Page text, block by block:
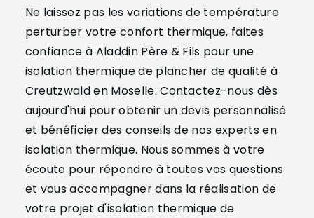
Ne laissez pas les variations de température
perturber votre confort thermique, faites
confiance à Aladdin Père & Fils pour une
isolation thermique de plancher de qualité à
Creutzwald en Moselle. Contactez-nous dès
aujourd'hui pour obtenir un devis personnalisé
et bénéficier des conseils de nos experts en
isolation thermique. Nous sommes à votre
écoute pour répondre à toutes vos questions
et vous accompagner dans la réalisation de
votre projet d'isolation thermique de